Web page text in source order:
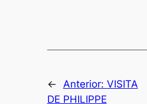
← Anterior: VISITA
DE PHILIPPE